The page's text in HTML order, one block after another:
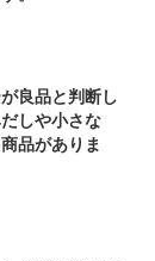
良品と判断し
しや小さな
品がありま